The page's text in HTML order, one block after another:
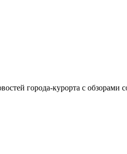
города-курорта с